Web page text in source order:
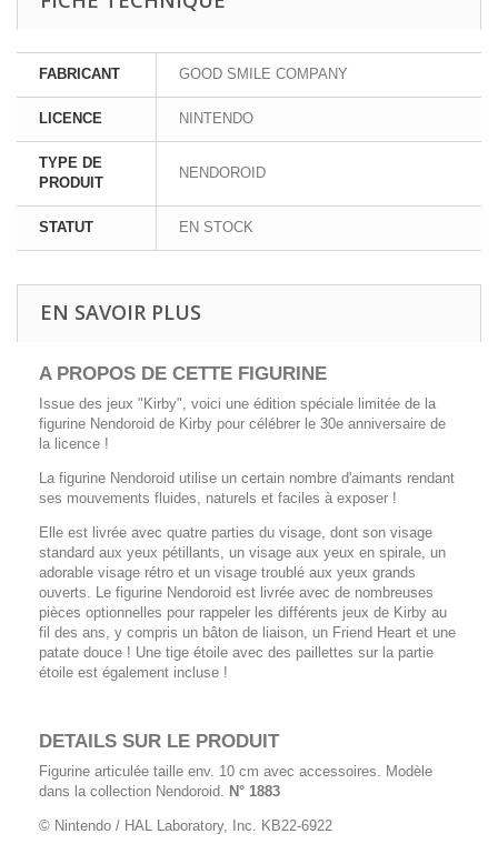
FABRICANT GOOD SMILE COMPANY
LICENCE NINTENDO
TYPE DE
PRODUIT
NENDOROID
STATUT EN STOCK
EN SAVOIR PLUS
A PROPOS DE CETTE FIGURINE
Issue des jeux "Kirby", voici une édition spéciale limitée de la
figurine Nendoroid de Kirby pour célébrer le 30e anniversaire de
la licence !
La figurine Nendoroid utilise un certain nombre d'aimants rendant
ses mouvements fluides, naturels et faciles à exposer !
Elle est livrée avec quatre parties du visage, dont son visage
standard aux yeux pétillants, un visage aux yeux en spirale, un
adorable visage rétro et un visage troublé aux yeux grands
ouverts. Le figurine Nendoroid est livrée avec de nombreuses
pièces optionnelles pour rappeler les différents jeux de Kirby au
fil des ans, y compris un bâton de liaison, un Friend Heart et une
patate douce ! Une tige étoile avec des paillettes sur la partie
étoile est également incluse !
DETAILS SUR LE PRODUIT
Figurine articulée taille env. 10 cm avec accessoires. Modèle
dans la collection Nendoroid.
N° 1883
© Nintendo / HAL Laboratory, Inc. KB22-6922